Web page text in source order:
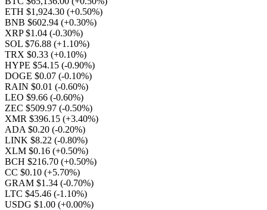
ETH $1,924.30 (+0.50%)
BNB $602.94 (+0.30%)
XRP $1.04 (-0.30%)
SOL $76.88 (+1.10%)
TRX $0.33 (+0.10%)
HYPE $54.15 (-0.90%)
DOGE $0.07 (-0.10%)
RAIN $0.01 (-0.60%)
LEO $9.66 (-0.60%)
ZEC $509.97 (-0.50%)
XMR $396.15 (+3.40%)
ADA $0.20 (-0.20%)
LINK $8.22 (-0.80%)
XLM $0.16 (+0.50%)
BCH $216.70 (+0.50%)
CC $0.10 (+5.70%)
GRAM $1.34 (-0.70%)
LTC $45.46 (-1.10%)
USDG $1.00 (+0.00%)